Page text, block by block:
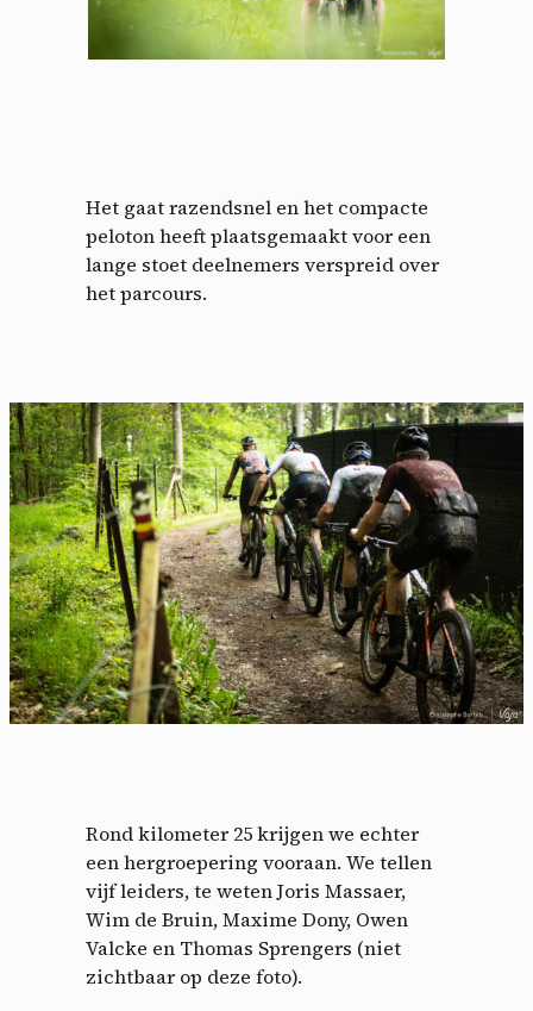
Het gaat razendsnel en het compacte
peloton heeft plaatsgemaakt voor een
lange stoet deelnemers verspreid over
het parcours.
Rond kilometer 25 krijgen we echter
een hergroepering vooraan. We tellen
vijf leiders, te weten Joris Massaer,
Wim de Bruin, Maxime Dony, Owen
Valcke en Thomas Sprengers (niet
zichtbaar op deze foto).